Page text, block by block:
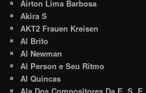
Airton Lima Barbosa
Akira S
AKT2 Frauen Kreisen
Al Brito
Al Newman
Al Person e Seu Ritmo
Al Quincas
Ala Dos Compositores Da E. S.